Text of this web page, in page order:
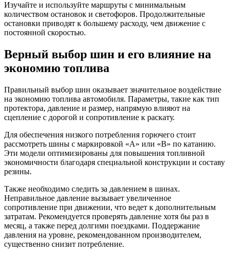
Изучайте и используйте маршруты с минимальным
количеством остановок и светофоров. Продолжительные
остановки приводят к большему расходу, чем движение с
постоянной скоростью.
Верный выбор шин и его влияние на
экономию топлива
Правильный выбор шин оказывает значительное воздействие
на экономию топлива автомобиля. Параметры, такие как тип
протектора, давление и размер, напрямую влияют на
сцепление с дорогой и сопротивление к раскату.
Для обеспечения низкого потребления горючего стоит
рассмотреть шины с маркировкой «A» или «B» по катанию.
Эти модели оптимизированы для повышения топливной
экономичности благодаря специальной конструкции и составу
резины.
Также необходимо следить за давлением в шинах.
Неправильное давление вызывает увеличенное
сопротивление при движении, что ведет к дополнительным
затратам. Рекомендуется проверять давление хотя бы раз в
месяц, а также перед долгими поездками. Поддержание
давления на уровне, рекомендованном производителем,
существенно снизит потребление.